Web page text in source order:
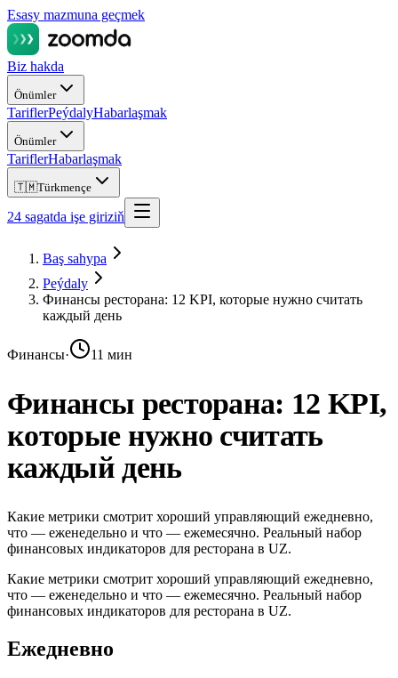
Esasy mazmuna geçmek
Biz hakda
Önümler
TariflerPeýdalyHabarlaşmak
Önümler
TariflerHabarlaşmak
🇹🇲Türkmençe
24 sagatda işe giriziň
Baş sahypa
Peýdaly
Финансы ресторана: 12 KPI, которые нужно считать
каждый день
Финансы· 11 мин
Финансы ресторана: 12 KPI,
которые нужно считать
каждый день
Какие метрики смотрит хороший управляющий ежедневно,
что — еженедельно и что — ежемесячно. Реальный набор
финансовых индикаторов для ресторана в UZ.
Какие метрики смотрит хороший управляющий ежедневно,
что — еженедельно и что — ежемесячно. Реальный набор
финансовых индикаторов для ресторана в UZ.
Ежедневно